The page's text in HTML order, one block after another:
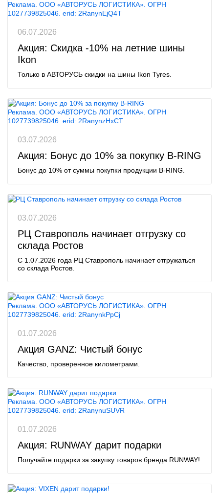
Реклама. ООО «АВТОРУСЬ ЛОГИСТИКА». ОГРН
1027739825046. erid: 2RanynEjQ4T
06.07.2026
Акция: Скидка -10% на летние шины
Ikon
Только в АВТОРУСЬ скидки на шины Ikon Tyres.
Реклама. ООО «АВТОРУСЬ ЛОГИСТИКА». ОГРН
1027739825046. erid: 2RanynzHxCT
03.07.2026
Акция: Бонус до 10% за покупку B-RING
Бонус до 10% от суммы покупки продукции B-RING.
03.07.2026
РЦ Ставрополь начинает отгрузку со
склада Ростов
С 1.07.2026 года РЦ Ставрополь начинает отгружаться
со склада Ростов.
Реклама. ООО «АВТОРУСЬ ЛОГИСТИКА». ОГРН
1027739825046. erid: 2RanynkPpCj
01.07.2026
Акция GANZ: Чистый бонус
Качество, проверенное километрами.
Реклама. ООО «АВТОРУСЬ ЛОГИСТИКА». ОГРН
1027739825046. erid: 2RanynuSUVR
01.07.2026
Акция: RUNWAY дарит подарки
Получайте подарки за закупку товаров бренда RUNWAY!